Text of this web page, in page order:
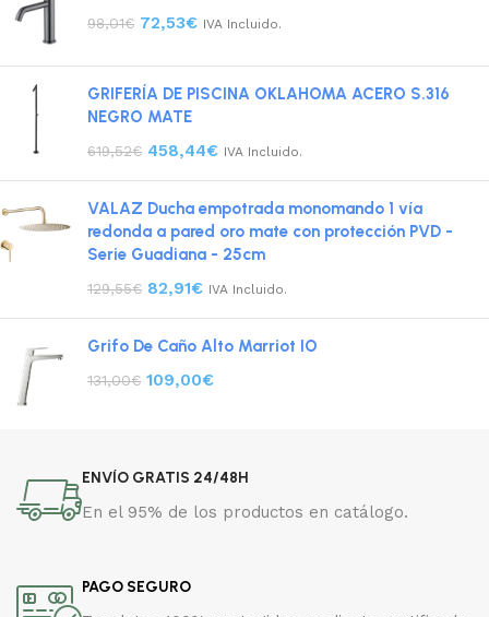
98,01€ 72,53€ IVA Incluido.
GRIFERÍA DE PISCINA OKLAHOMA ACERO S.316
NEGRO MATE
619,52€ 458,44€ IVA Incluido.
VALAZ Ducha empotrada monomando 1 vía
redonda a pared oro mate con protección PVD -
Serie Guadiana - 25cm
129,55€ 82,91€ IVA Incluido.
Grifo De Caño Alto Marriot IO
131,00€ 109,00€
ENVÍO GRATIS 24/48H
En el 95% de los productos en catálogo.
PAGO SEGURO